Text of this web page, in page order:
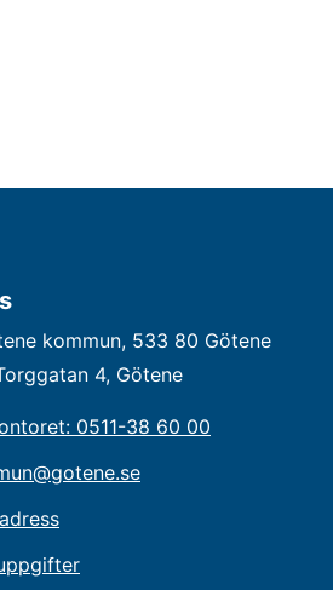
kommun, 533 80 Götene
4, Götene
0511-38 60 00